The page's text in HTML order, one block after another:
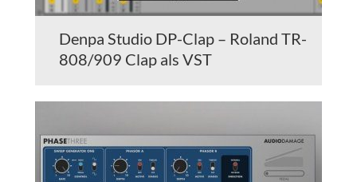
Denpa Studio DP-Clap – Roland TR-
808/909 Clap als VST